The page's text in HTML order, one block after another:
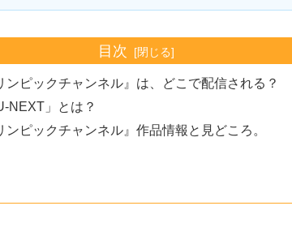
目次
ンピックチャンネル』は、どこで配信される？
NEXT」とは？
ンピックチャンネル』作品情報と見どころ。